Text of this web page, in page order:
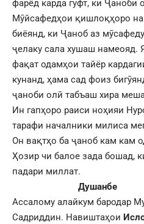
фарёд карда гуфт, ки Ҷаноби
Мӯйсафедҳои қишлоқҳоро
биёянд, ки Ҷаноб аз
ҷелаку сала хушаш намеояд.
фақат одамҳои тайёр
кунанд, ҳама сад фоиз
ҷаноби олӣ табъаш хира
Ин гапҳоро раиси ноҳияи
тарафи началники милиса
Он вақтҳо ба ҷаноб кам кам
Ҳозир чи балое зада бошад,
падари миллат.
Душанбе
Ассалому алайкум бародар
Садриддин. Навиштаҳои